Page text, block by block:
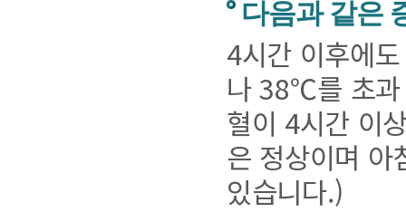
다음과 같은
4시간 이후에
나 38℃를 초과
혈이 4시간 이
은 정상이며 아
있습니다.)